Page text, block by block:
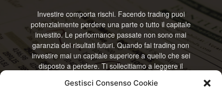
Gestisci Consenso Cookie
Investire comporta rischi. Facendo trading puoi
potenzialmente perdere una parte o tutto il capitale
investito. Le performance passate non sono mai
garanzia dei risultati futuri. Quando fai trading non
investire mai un capitale superiore a quello che sei
disposto a perdere. Ti sollecitiamo a leggere il
RisparmiOggi non offre alcun genere di consulenza